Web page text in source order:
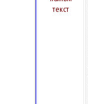
текст